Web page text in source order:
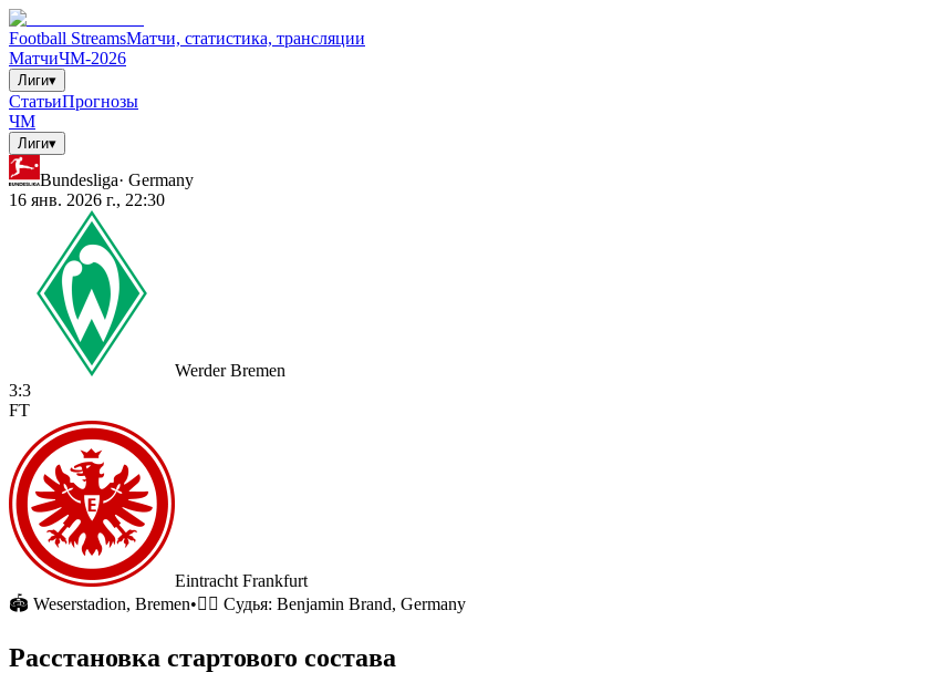
Football StreamsМатчи, статистика, трансляции
МатчиЧМ-2026
Лиги▾
СтатьиПрогнозы
ЧМ
Лиги▾
Bundesliga· Germany
16 янв. 2026 г., 22:30
Werder Bremen
3:3
FT
Eintracht Frankfurt
🏟 Weserstadion, Bremen•🧑‍⚖️ Судья: Benjamin Brand, Germany
Расстановка стартового состава